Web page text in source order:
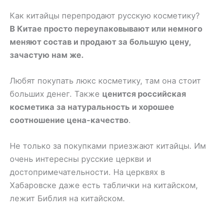
Как китайцы перепродают русскую косметику?
В Китае просто переупаковывают или немного
меняют состав и продают за большую цену,
зачастую нам же.
Любят покупать люкс косметику, там она стоит
больших денег. Также ценится российская
косметика за натуральность и хорошее
соотношение цена-качество.
Не только за покупками приезжают китайцы. Им
очень интересны русские церкви и
достопримечательности. На церквях в
Хабаровске даже есть таблички на китайском,
лежит Библия на китайском.